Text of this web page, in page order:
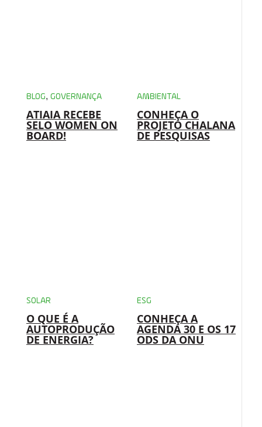
BLOG, GOVERNANÇA
ATIAIA RECEBE
SELO WOMEN ON
BOARD!
AMBIENTAL
CONHEÇA O
PROJETO CHALANA
DE PESQUISAS
SOLAR
O QUE É A
AUTOPRODUÇÃO
DE ENERGIA?
ESG
CONHEÇA A
AGENDA 30 E OS 17
ODS DA ONU